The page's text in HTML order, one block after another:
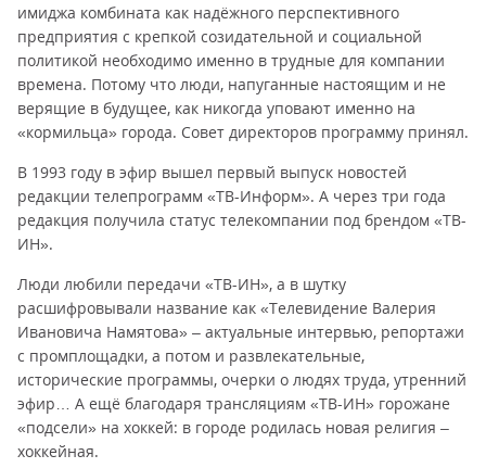
имиджа комбината как надёжного перспективного
предприятия с крепкой созидательной и социальной
политикой необходимо именно в трудные для компании
времена. Потому что люди, напуганные настоящим и не
верящие в будущее, как никогда уповают именно на
«кормильца» города. Совет директоров программу принял.
В 1993 году в эфир вышел первый выпуск новостей
редакции телепрограмм «ТВ-Информ». А через три года
редакция получила статус телекомпании под брендом «ТВ-
ИН».
Люди любили передачи «ТВ-ИН», а в шутку
расшифровывали название как «Телевидение Валерия
Ивановича Намятова» – актуальные интервью, репортажи
с промплощадки, а потом и развлекательные,
исторические программы, очерки о людях труда, утренний
эфир… А ещё благодаря трансляциям «ТВ-ИН» горожане
«подсели» на хоккей: в городе родилась новая религия –
хоккейная.